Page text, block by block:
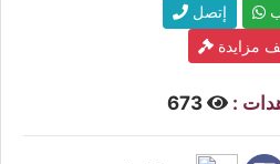
إتصل
مزايدة
:
673